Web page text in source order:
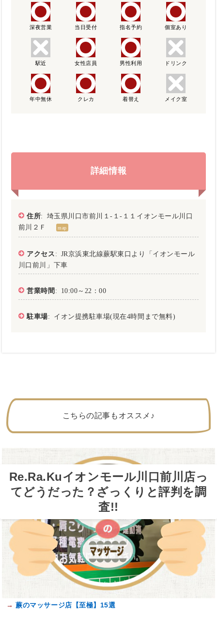
Re.Ra.Kuイオンモール川口前川店っ
てどうだった？ざっくりと評判を調
査!!
深夜営業 当日受付 指名予約 個室あり
駅近 女性店員 男性利用 ドリンク
年中無休 クレカ 着替え メイク室
詳細情報
住所: 埼玉県川口市前川１‐１‐１１イオンモール川口
前川２Ｆ
map
アクセス : JR京浜東北線蕨駅東口より「イオンモール
川口前川」下車
営業時間 : 10:00～22：00
駐車場: イオン提携駐車場(現在4時間まで無料)
こちらの記事もオススメ♪
→ 蕨のマッサージ店【至極】15選